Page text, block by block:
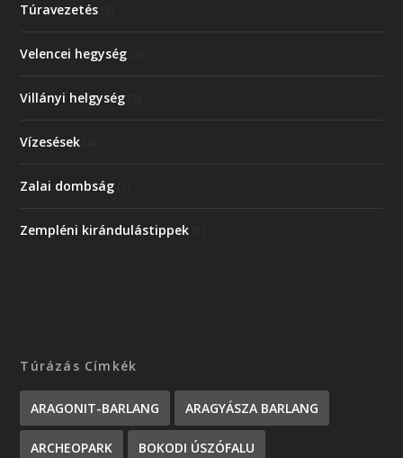
Túravezetés
Velencei hegység
Villányi helgység
Vízesések
Zalai dombság
Zempléni kirándulástippek
Túrázás Címkék
ARAGONIT-BARLANG ARAGYÁSZA BARLANG
ARCHEOPARK BOKODI ÚSZÓFALU